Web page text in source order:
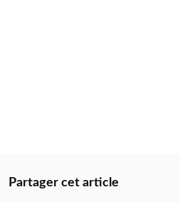
Partager cet article